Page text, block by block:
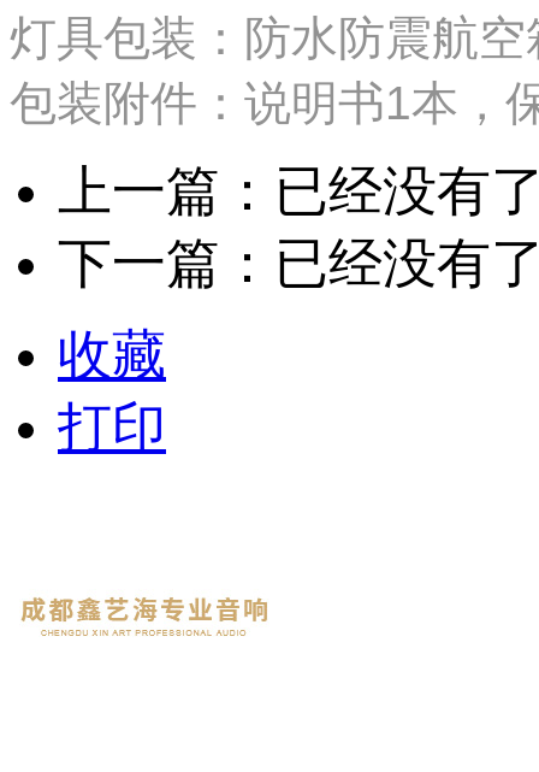
灯具包装：防水防震航
包装附件：说明书1本，
上一篇：已经没有
下一篇：已经没有
收藏
打印